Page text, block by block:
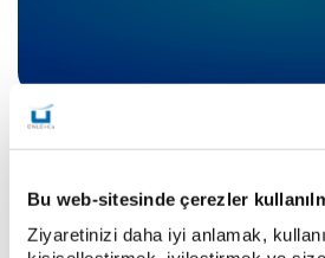
Bu web-sitesinde çerezler
Ziyaretinizi daha iyi anlamak,
Kesinleşen Portföy Bilgileri ve